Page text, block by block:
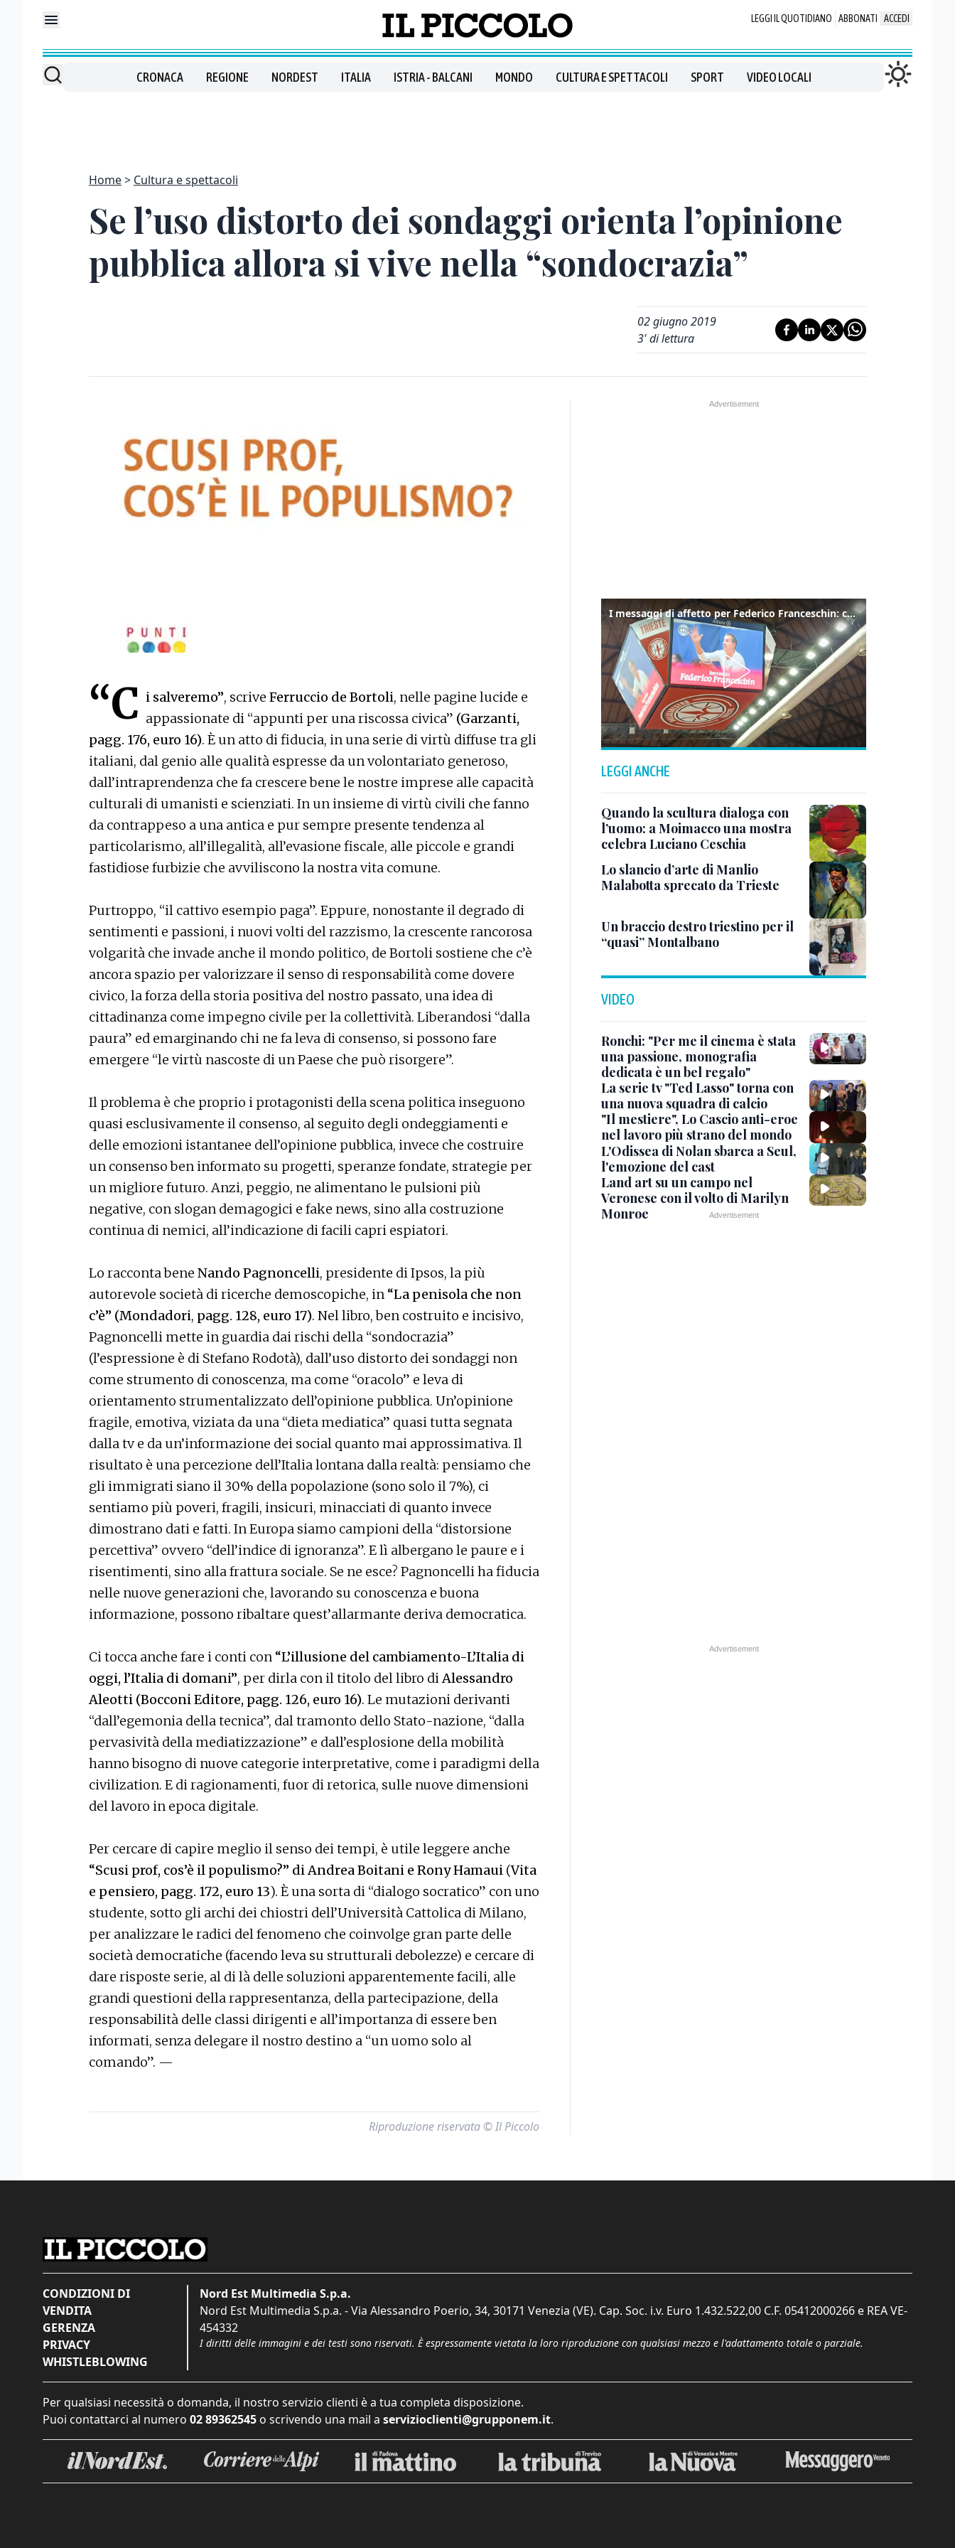
LEGGI IL QUOTIDIANO ABBONATI ACCEDI
CRONACA REGIONE NORDEST ITALIA ISTRIA - BALCANI MONDO CULTURA E SPETTACOLI SPORT VIDEO LOCALI
Home Cultura e spettacoli
Se l’uso distorto dei sondaggi orienta l’opinione
pubblica allora si vive nella “sondocrazia”
02 giugno 2019
3' di lettura
“C i salveremo”, scrive Ferruccio de Bortoli, nelle pagine lucide e
appassionate di “appunti per una riscossa civica” (Garzanti,
pagg. 176, euro 16). È un atto di fiducia, in una serie di virtù diffuse tra gli
italiani, dal genio alle qualità espresse da un volontariato generoso,
dall’intraprendenza che fa crescere bene le nostre imprese alle capacità
culturali di umanisti e scienziati. In un insieme di virtù civili che fanno
da contrappeso a una antica e pur sempre presente tendenza al
particolarismo, all’illegalità, all’evasione fiscale, alle piccole e grandi
fastidiose furbizie che avviliscono la nostra vita comune.
Purtroppo, “il cattivo esempio paga”. Eppure, nonostante il degrado di
sentimenti e passioni, i nuovi volti del razzismo, la crescente rancorosa
volgarità che invade anche il mondo politico, de Bortoli sostiene che c’è
ancora spazio per valorizzare il senso di responsabilità come dovere
civico, la forza della storia positiva del nostro passato, una idea di
cittadinanza come impegno civile per la collettività. Liberandosi “dalla
paura” ed emarginando chi ne fa leva di consenso, si possono fare
emergere “le virtù nascoste di un Paese che può risorgere”.
Il problema è che proprio i protagonisti della scena politica inseguono
quasi esclusivamente il consenso, al seguito degli ondeggiamenti e
delle emozioni istantanee dell’opinione pubblica, invece che costruire
un consenso ben informato su progetti, speranze fondate, strategie per
un migliore futuro. Anzi, peggio, ne alimentano le pulsioni più
negative, con slogan demagogici e fake news, sino alla costruzione
continua di nemici, all’indicazione di facili capri espiatori.
Lo racconta bene Nando Pagnoncelli, presidente di Ipsos, la più
autorevole società di ricerche demoscopiche, in “La penisola che non
c’è” (Mondadori, pagg. 128, euro 17). Nel libro, ben costruito e incisivo,
Pagnoncelli mette in guardia dai rischi della “sondocrazia”
(l’espressione è di Stefano Rodotà), dall’uso distorto dei sondaggi non
come strumento di conoscenza, ma come “oracolo” e leva di
orientamento strumentalizzato dell’opinione pubblica. Un’opinione
fragile, emotiva, viziata da una “dieta mediatica” quasi tutta segnata
dalla tv e da un’informazione dei social quanto mai approssimativa. Il
risultato è una percezione dell’Italia lontana dalla realtà: pensiamo che
gli immigrati siano il 30% della popolazione (sono solo il 7%), ci
sentiamo più poveri, fragili, insicuri, minacciati di quanto invece
dimostrano dati e fatti. In Europa siamo campioni della “distorsione
percettiva” ovvero “dell’indice di ignoranza”. E lì albergano le paure e i
risentimenti, sino alla frattura sociale. Se ne esce? Pagnoncelli ha fiducia
nelle nuove generazioni che, lavorando su conoscenza e buona
informazione, possono ribaltare quest’allarmante deriva democratica.
Ci tocca anche fare i conti con “L’illusione del cambiamento-L’Italia di
oggi, l’Italia di domani”, per dirla con il titolo del libro diAlessandro
Aleotti (Bocconi Editore, pagg. 126, euro 16). Le mutazioni derivanti
“dall’egemonia della tecnica”, dal tramonto dello Stato-nazione, “dalla
pervasività della mediatizzazione” e dall’esplosione della mobilità
hanno bisogno di nuove categorie interpretative, come i paradigmi della
civilization. E di ragionamenti, fuor di retorica, sulle nuove dimensioni
del lavoro in epoca digitale.
Per cercare di capire meglio il senso dei tempi, è utile leggere anche
“Scusi prof, cos’è il populismo?” di Andrea Boitani e Rony Hamaui (Vita
e pensiero, pagg. 172, euro 13). È una sorta di “dialogo socratico” con uno
studente, sotto gli archi dei chiostri dell’Università Cattolica di Milano,
per analizzare le radici del fenomeno che coinvolge gran parte delle
società democratiche (facendo leva su strutturali debolezze) e cercare di
dare risposte serie, al di là delle soluzioni apparentemente facili, alle
grandi questioni della rappresentanza, della partecipazione, della
responsabilità delle classi dirigenti e all’importanza di essere ben
informati, senza delegare il nostro destino a “un uomo solo al
comando”. —
Riproduzione riservata © Il Piccolo
I messaggi di affetto per Federico Franceschin: così il mondo del basket gli è stato accanto fino all’ultimo
LEGGI ANCHE
Quando la scultura dialoga con
l’uomo: a Moimacco una mostra
celebra Luciano Ceschia
Lo slancio d’arte di Manlio
Malabotta sprecato da Trieste
Un braccio destro triestino per il
“quasi” Montalbano
VIDEO
Ronchi: "Per me il cinema è stata
una passione, monografia
dedicata è un bel regalo"
La serie tv "Ted Lasso" torna con
una nuova squadra di calcio
"Il mestiere", Lo Cascio anti-eroe
nel lavoro più strano del mondo
L'Odissea di Nolan sbarca a Seul,
l'emozione del cast
Land art su un campo nel
Veronese con il volto di Marilyn
Monroe
CONDIZIONI DI
VENDITA
GERENZA
PRIVACY
WHISTLEBLOWING
Nord Est Multimedia S.p.a.
Nord Est Multimedia S.p.a. - Via Alessandro Poerio, 34, 30171 Venezia (VE). Cap. Soc. i.v. Euro 1.432.522,00 C.F. 05412000266 e REA VE-
454332
I diritti delle immagini e dei testi sono riservati. È espressamente vietata la loro riproduzione con qualsiasi mezzo e l'adattamento totale o parziale.
Per qualsiasi necessità o domanda, il nostro servizio clienti è a tua completa disposizione.
Puoi contattarci al numero 02 89362545 o scrivendo una mail a servizioclienti@grupponem.it.